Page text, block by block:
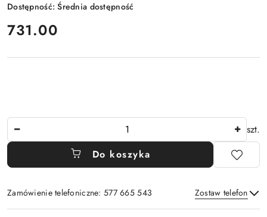
Dostępność:Średnia dostępność
cena:
731.00
szt.
Do koszyka
Zamówienie telefoniczne: 577 665 543 Zostaw telefon